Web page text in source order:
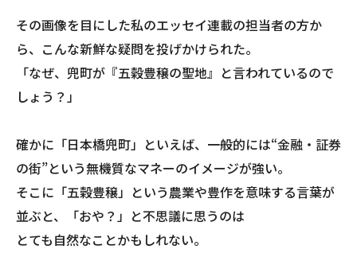
その画像を目にした私のエッセイ連載の担当者の方か
ら、こんな新鮮な疑問を投げかけられた。
「なぜ、兜町が『五穀豊穣の聖地』と言われているので
しょう？」
​確かに「日本橋兜町」といえば、一般的には“金融・証券
の街”という無機質なマネーのイメージが強い。
そこに「五穀豊穣」という農業や豊作を意味する言葉が
並ぶと、「おや？」と不思議に思うのは
とても自然なことかもしれない。